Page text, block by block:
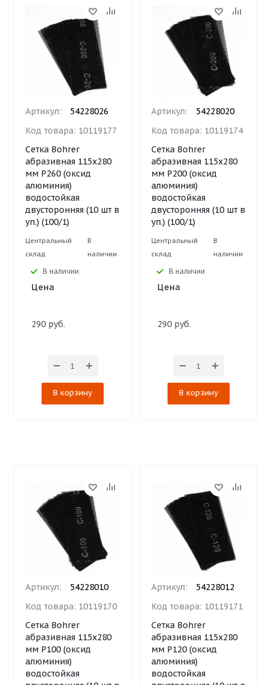
Артикул:
54228026
Код товара: 10119177
Сетка Bohrer
абразивная 115х280
мм Р260 (оксид
алюминия)
водостойкая
двусторонняя (10 шт в
уп.) (100/1)
Центральный
склад
В
наличии
В наличии
Цена
290 руб.
В корзину
Артикул:
54228020
Код товара: 10119174
Сетка Bohrer
абразивная 115х280
мм Р200 (оксид
алюминия)
водостойкая
двусторонняя (10 шт в
уп.) (100/1)
Центральный
склад
В
наличии
В наличии
Цена
290 руб.
В корзину
Артикул:
54228010
Код товара: 10119170
Сетка Bohrer
абразивная 115х280
мм Р100 (оксид
алюминия)
водостойкая
Артикул:
54228012
Код товара: 10119171
Сетка Bohrer
абразивная 115х280
мм Р120 (оксид
алюминия)
водостойкая